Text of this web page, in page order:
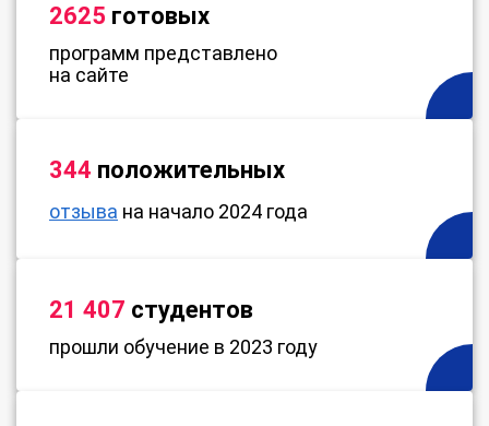
2625 готовых
программ представлено
на сайте
344 положительных
отзыва на начало 2024 года
21 407 студентов
прошли обучение в 2023 году